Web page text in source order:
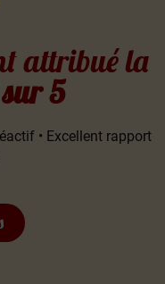
attribué la
5
• Excellent rapport